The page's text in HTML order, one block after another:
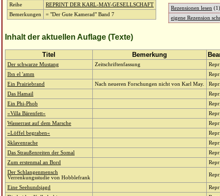
Reihe
REPRINT DER KARL-MAY-GESELLSCHAFT
Bemerkungen
= "Der Gute Kamerad" Band 7
Rezensionen lesen (1)
eigene Rezension
Inhalt der aktuellen Auflage (Texte)
Titel Bemerkung
Der schwarze Mustang Zeitschriftenfassung
Ibn el 'amm
Ein Prairiebrand
Nach neueren Forschungen nicht von Karl May.
Das Hamail
Ein Phi-Phob
»Villa Bärenfett«
Wasserrast auf dem Marsche
»Löffel begraben«
Sklavenrache
Das Straußenreiten der Somal
Zum erstenmal an Bord
Der Schlangenmensch
Verrenkungsstudie von Hobblefrank
Eine Seehundsjagd